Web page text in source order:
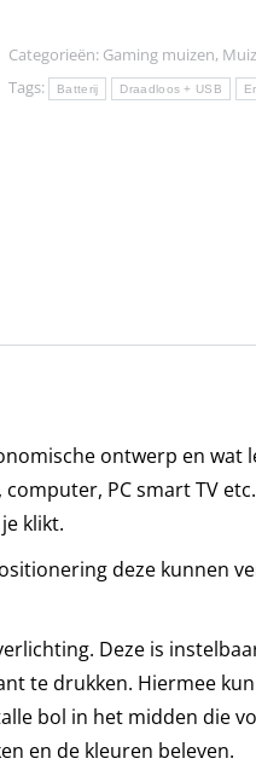
Gaming
Muis
metalen
Zwart
aantal
Categorieën: Gaming muizen,
Tags:
Batterij Draadloos + USB
ontwerp en
PC smart TV
klikt.
deze kunnen
Deze is
te drukken. Hiermee
bol in het midden die
en de kleuren beleven.